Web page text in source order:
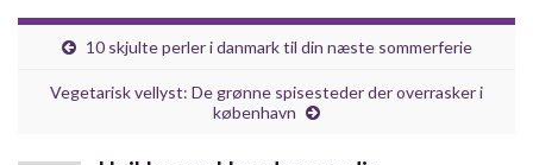
10 skjulte perler i danmark til din næste sommerferie
Vegetarisk vellyst: De grønne spisesteder der overrasker i
københavn